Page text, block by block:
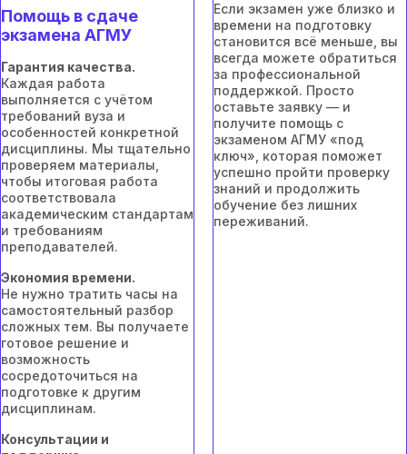
Помощь в сдаче
экзамена АГМУ
Гарантия качества.
Каждая работа
выполняется с учётом
требований вуза и
особенностей конкретной
дисциплины. Мы тщательно
проверяем материалы,
чтобы итоговая работа
соответствовала
академическим стандартам
и требованиям
преподавателей.
Экономия времени.
Не нужно тратить часы на
самостоятельный разбор
сложных тем. Вы получаете
готовое решение и
возможность
сосредоточиться на
подготовке к другим
дисциплинам.
Консультации и
Если экзамен уже близко и
времени на подготовку
становится всё меньше, вы
всегда можете обратиться
за профессиональной
поддержкой. Просто
оставьте заявку — и
получите помощь с
экзаменом АГМУ «под
ключ», которая поможет
успешно пройти проверку
знаний и продолжить
обучение без лишних
переживаний.